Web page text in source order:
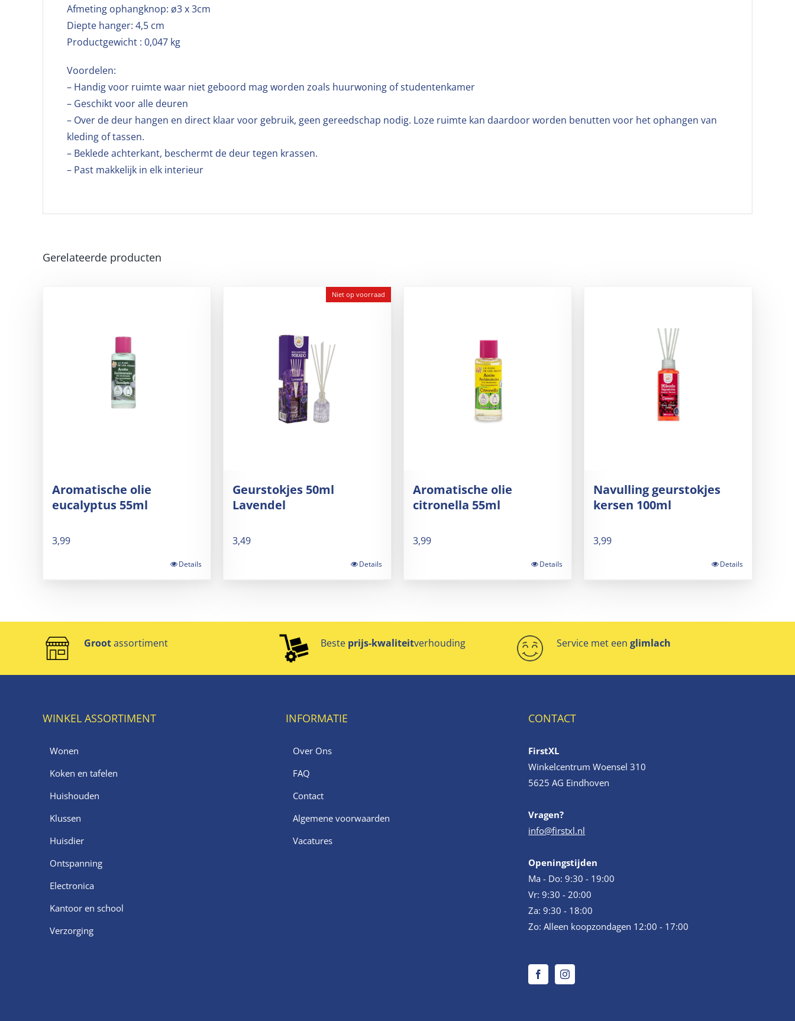
Afmeting ophangknop: ø3 x 3cm
Diepte hanger: 4,5 cm
Productgewicht : 0,047 kg
Voordelen:
– Handig voor ruimte waar niet geboord mag worden zoals huurwoning of studentenkamer
– Geschikt voor alle deuren
– Over de deur hangen en direct klaar voor gebruik, geen gereedschap nodig. Loze ruimte kan daardoor worden benutten voor het ophangen van
kleding of tassen.
– Beklede achterkant, beschermt de deur tegen krassen.
– Past makkelijk in elk interieur
Gerelateerde producten
Aromatische olie
eucalyptus 55ml
3,99
Details
Niet op voorraad
Geurstokjes 50ml
Lavendel
3,49
Details
Aromatische olie
citronella 55ml
3,99
Details
Navulling geurstokjes
kersen 100ml
3,99
Details
Grootassortiment Beste prijs-kwaliteitverhouding Service met eenglimlach
WINKEL ASSORTIMENT
Wonen
Koken en tafelen
Huishouden
Klussen
Huisdier
Ontspanning
Electronica
Kantoor en school
Verzorging
INFORMATIE
Over Ons
FAQ
Contact
Algemene voorwaarden
Vacatures
CONTACT
FirstXL
Winkelcentrum Woensel 310
5625 AG Eindhoven
Vragen?
info@firstxl.nl
Openingstijden
Ma - Do: 9:30 - 19:00
Vr: 9:30 - 20:00
Za: 9:30 - 18:00
Zo: Alleen koopzondagen 12:00 - 17:00